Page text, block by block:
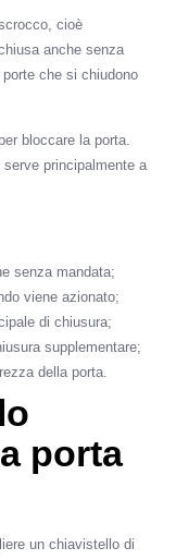
cioè
anche senza
che si chiudono
bloccare la porta.
principalmente a
senza mandata;
viene azionato;
di chiusura;
supplementare;
della porta.
porta
un chiavistello di